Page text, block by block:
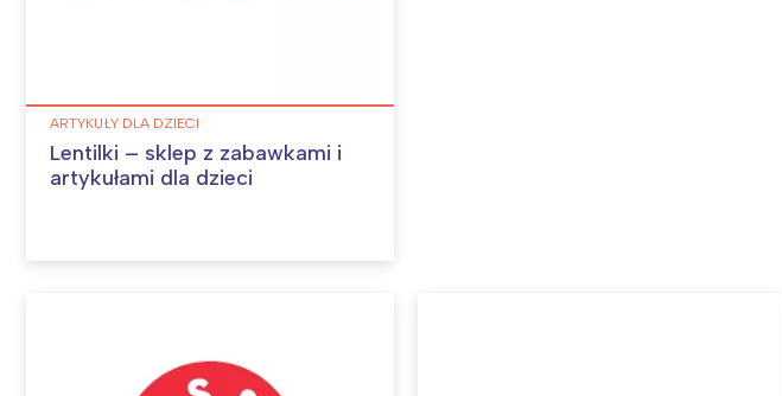
ARTYKUŁY DLA DZIECI
Lentilki – sklep z zabawkami i
artykułami dla dzieci